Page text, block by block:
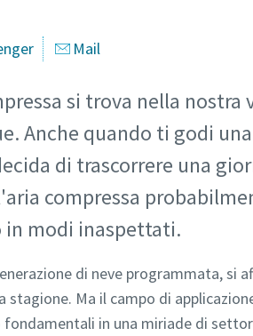
Mail
si trova nella nostra
Anche quando ti godi una
di trascorrere una
compressa
in modi inaspettati.
di neve programmata, si
Ma il campo di
in una miriade di